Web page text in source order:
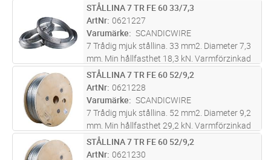
staglina tillverkad enligt SS 424 08 06. Svart
märkning i änden.
M Lägg i kundvagn
STÅLLINA 7 TR FE 60 33/7,3
ArtNr 0621227
Varumärke
SCANDICWIRE
7 Trådig mjuk stållina. 33 mm2. Diameter 7,3
mm. Min hållfasthet 18,3 kN. Varmförzinkad
staglina tillverkad enligt SS 424 08 06. Svart
märkning i änden.
M Lägg i kundvagn
STÅLLINA 7 TR FE 60 52/9,2
ArtNr 0621228
Varumärke
SCANDICWIRE
7 Trådig mjuk stållina. 52 mm2. Diameter 9,2
mm. Min hållfasthet 29,2 kN. Varmförzinkad
staglina tillverkad enligt SS 424 08 06. Svart
märkning i änden.
M Lägg i kundvagn
STÅLLINA 7 TR FE 60 52/9,2
ArtNr 0621230